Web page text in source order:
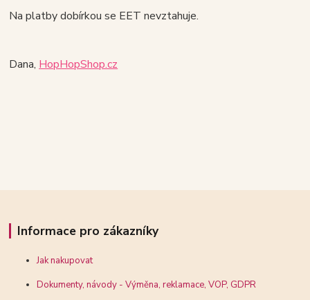
Na platby dobírkou se EET nevztahuje.
Dana, HopHopShop.cz
Informace pro zákazníky
Jak nakupovat
Dokumenty, návody - Výměna, reklamace, VOP, GDPR